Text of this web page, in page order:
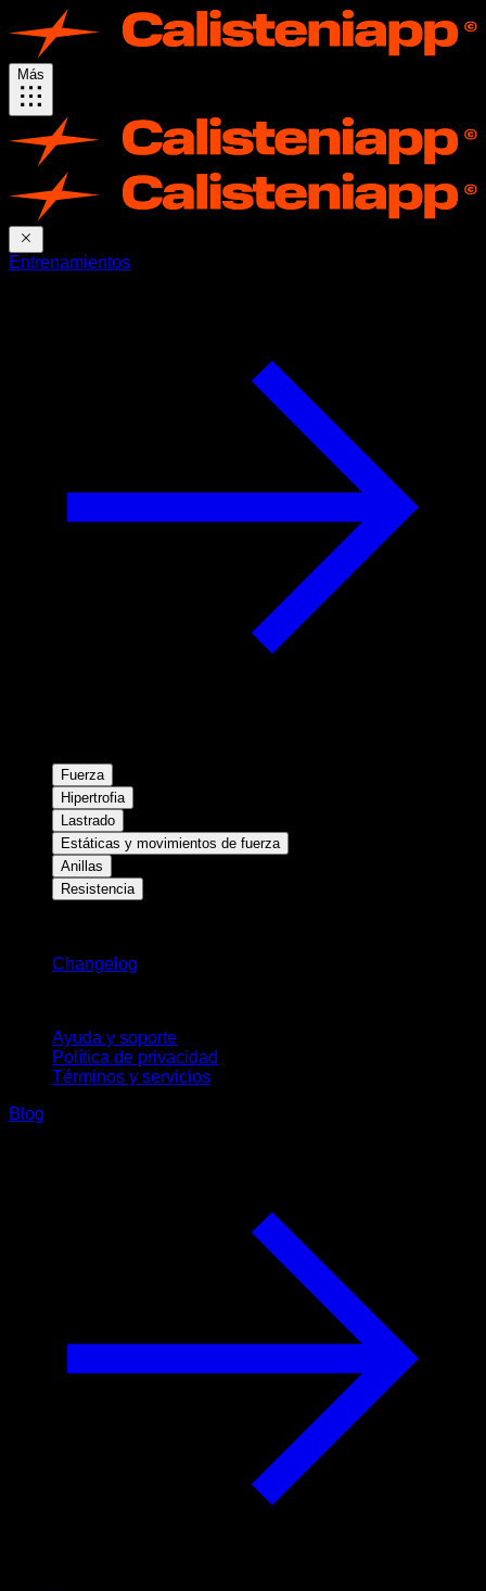
Más
Entrenamientos
Fuerza
Hipertrofia
Lastrado
Estáticas y movimientos de fuerza
Anillas
Resistencia
Changelog
Ayuda y soporte
Política de privacidad
Términos y servicios
Blog